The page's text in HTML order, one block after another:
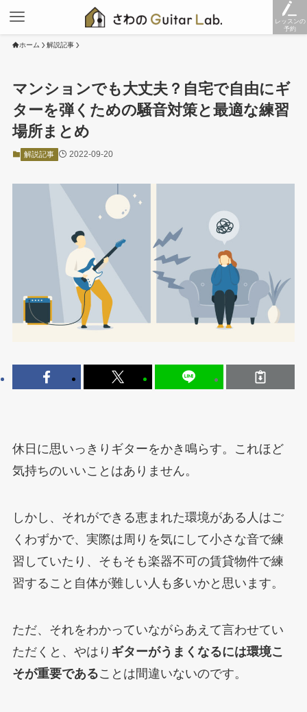
レッスンの
予約
ホーム 解説記事
マンションでも大丈夫？自宅で自由にギ
ターを弾くための騒音対策と最適な練習
場所まとめ
解説記事 2022-09-20
休日に思いっきりギターをかき鳴らす。これほど
気持ちのいいことはありません。
しかし、それができる恵まれた環境がある人はご
くわずかで、実際は周りを気にして小さな音で練
習していたり、そもそも楽器不可の賃貸物件で練
習すること自体が難しい人も多いかと思います。
ただ、それをわかっていながらあえて言わせてい
ただくと、やはり ギターがうまくなるには環境こ
そが重要であることは間違いないのです。